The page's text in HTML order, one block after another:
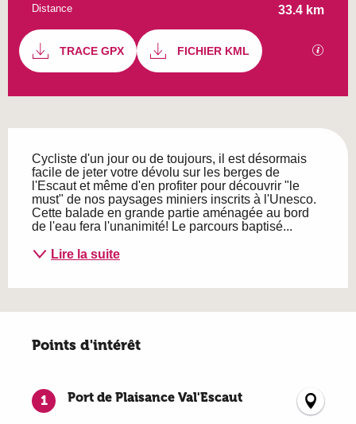
Distance 33.4 km
Documentation
TRACE GPX FICHIER KML
Cycliste d'un jour ou de toujours, il est désormais
facile de jeter votre dévolu sur les berges de
l'Escaut et même d'en profiter pour découvrir "le
must" de nos paysages miniers inscrits à l'Unesco.
Cette balade en grande partie aménagée au bord
de l'eau fera l'unanimité! Le parcours baptisé...
Lire la suite
Points d'intérêt
1 Port de Plaisance Val'Escaut